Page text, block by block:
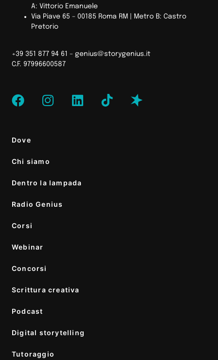
A: Vittorio Emanuele
Via Piave 65 – 00185 Roma RM | Metro B: Castro
Pretorio
+39 351 877 94 61 – genius@storygenius.it
C.F. 97996600587
Dove
Chi siamo
Dentro la lampada
Radio Genius
Corsi
Webinar
Concorsi
Scrittura creativa
Podcast
Digital storytelling
Tutoraggio